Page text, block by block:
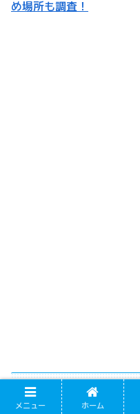
め場所も調査！
塩出翔太選手はイ
メニュー ホーム